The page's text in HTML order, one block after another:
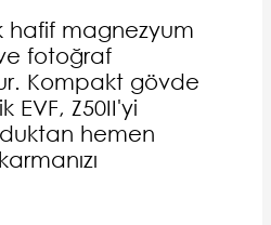
hafif magnezyum
fotoğraf
Kompakt gövde
EVF, Z50II'yi
hemen